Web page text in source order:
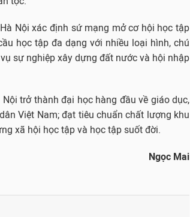
Nội xác định sứ mạng mở cơ hội học tập
học tập đa dạng với nhiều loại hình, chú
sự nghiệp xây dựng đất nước và hội nhập
trở thành đại học hàng đầu về giáo dục,
Việt Nam; đạt tiêu chuẩn chất lượng khu
xã hội học tập và học tập suốt đời.
Ngọc Mai